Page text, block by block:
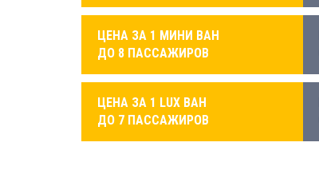
ЦЕНА ЗА 1 МИНИ ВАН
ДО 8 ПАССАЖИРОВ
ЦЕНА ЗА 1 LUX ВАН
ДО 7 ПАССАЖИРОВ